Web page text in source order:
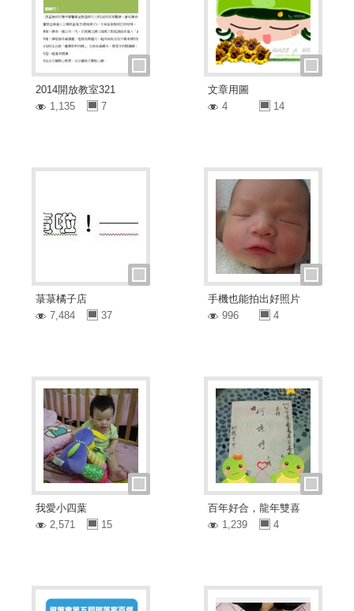
2014開放教室321
1,135
7
文章用圖
4
14
菉菉橘子店
7,484
37
手機也能拍出好照片
996
4
我愛小四葉
2,571
15
百年好合，龍年雙喜
1,239
4